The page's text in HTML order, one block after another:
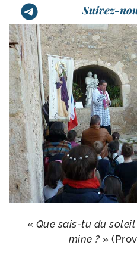
Suivez-
« Que sais-​tu du soleil
mine ? »